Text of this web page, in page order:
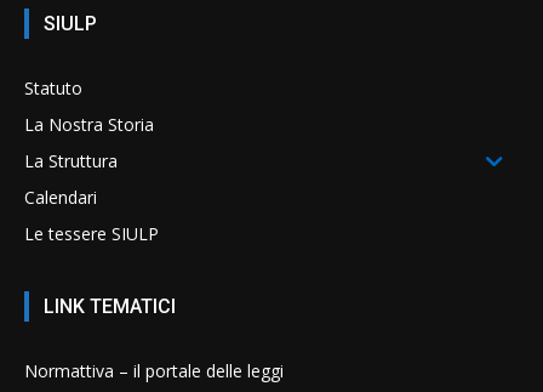
SIULP
Statuto
La Nostra Storia
La Struttura
Calendari
Le tessere SIULP
LINK TEMATICI
Normattiva – il portale delle leggi